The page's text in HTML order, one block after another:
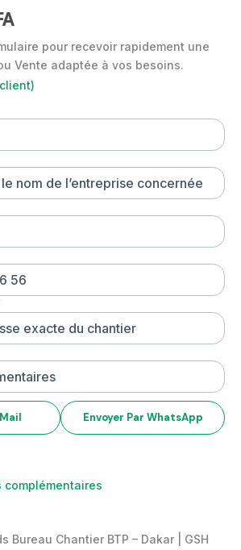
pour recevoir rapidement une
Vente adaptée à vos besoins.
Envoyer Par WhatsApp
complémentaires
Bureau Chantier BTP – Dakar | GSH